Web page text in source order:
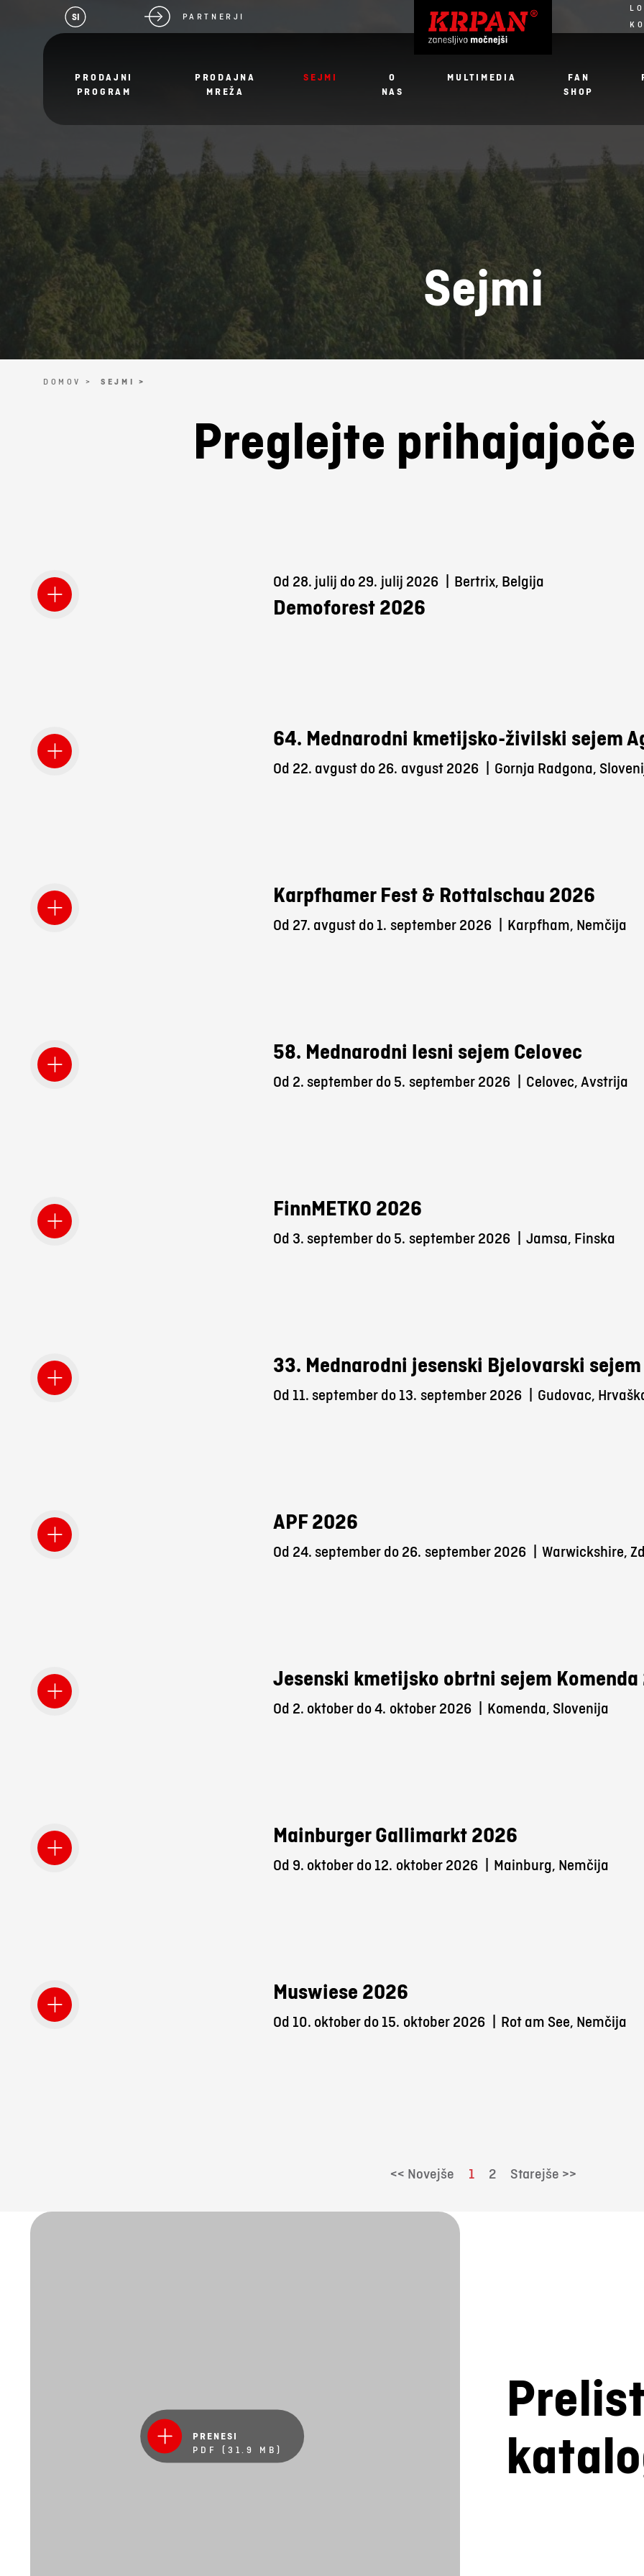
SI PARTNERJI
PRODAJNI
PROGRAM
PRODAJNA
MREŽA
SEJMI
O
NAS
MULTIMEDIA
FAN
SHOP
Sejmi
DOMOV > SEJMI >
Preglejte
Od 28. julij do 29. julij 2026 Bertrix, Belgija
Demoforest 2026
64. Mednarodni kmetijsko-živilski sejem
Od 22. avgust do 26. avgust 2026 Gornja Radgona,
Karpfhamer Fest & Rottalschau 2026
Od 27. avgust do 1. september 2026 Karpfham, Nemčija
58. Mednarodni lesni sejem Celovec
Od 2. september do 5. september 2026 Celovec, Avstrija
FinnMETKO 2026
Od 3. september do 5. september 2026 Jamsa, Finska
33. Mednarodni jesenski Bjelovarski sejem
Od 11. september do 13. september 2026 Gudovac,
APF 2026
Od 24. september do 26. september 2026 Warwickshire,
Jesenski kmetijsko obrtni sejem
Od 2. oktober do 4. oktober 2026 Komenda, Slovenija
Mainburger Gallimarkt 2026
Od 9. oktober do 12. oktober 2026 Mainburg, Nemčija
Muswiese 2026
Od 10. oktober do 15. oktober 2026 Rot am See, Nemčija
<< Novejše 1 2 Starejše >>